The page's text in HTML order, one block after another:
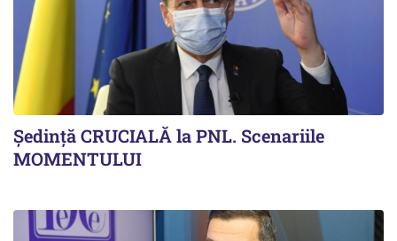
Ședință CRUCIALĂ la PNL. Scenariile
MOMENTULUI